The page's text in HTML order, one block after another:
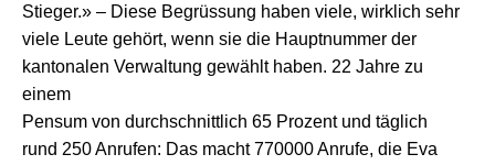
Stieger.» – Diese Begrüssung haben viele, wirklich sehr
viele Leute gehört, wenn sie die Hauptnummer der
kantonalen Verwaltung gewählt haben. 22 Jahre zu
einem
Pensum von durchschnittlich 65 Prozent und täglich
rund 250 Anrufen: Das macht 770000 Anrufe, die Eva